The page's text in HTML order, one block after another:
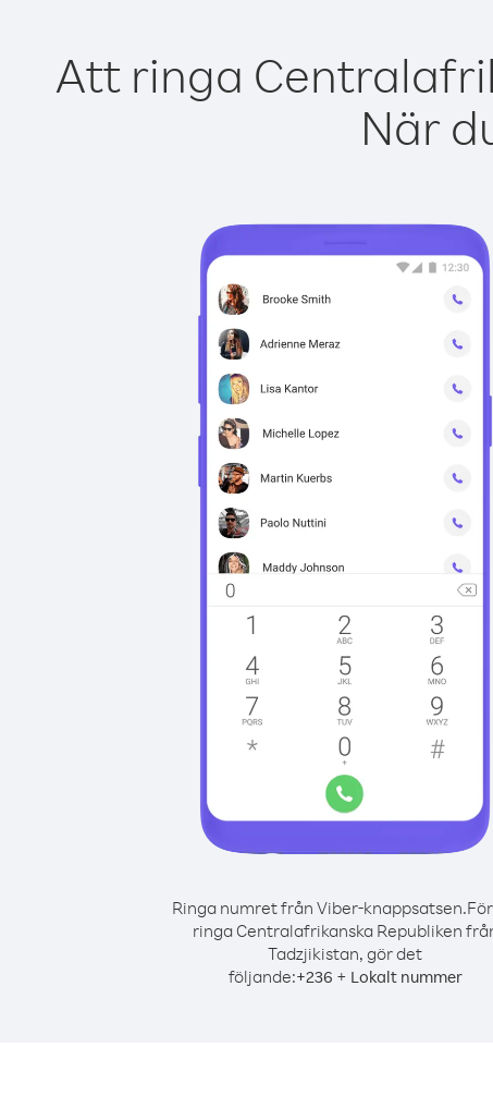
Att ringa
När
Ringa numret från Viber-knappsatsen.
ringa Centralafrikanska Republiken
Tadzjikistan, gör det
följande:+236 + Lokalt nummer